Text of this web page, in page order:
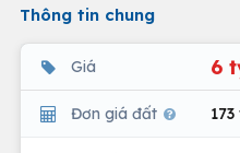
Thông tin chung
Giá 6
Đơn giá đất